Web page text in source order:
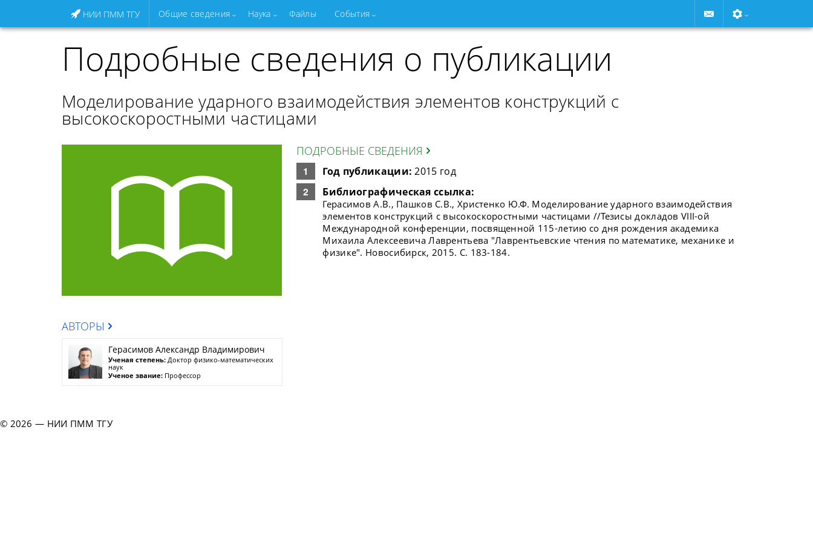
НИИ ПММ ТГУ Общие сведения Наука Файлы События
Подробные сведения о публикации
Моделирование ударного взаимодействия элементов конструкций с
высокоскоростными частицами
ПОДРОБНЫЕ СВЕДЕНИЯ
Год публикации: 2015 год
Библиографическая ссылка:
Герасимов А.В., Пашков С.В., Христенко Ю.Ф. Моделирование ударного взаимодействия
элементов конструкций с высокоскоростными частицами //Тезисы докладов VIII-ой
Международной конференции, посвященной 115-летию со дня рождения академика
Михаила Алексеевича Лаврентьева "Лаврентьевские чтения по математике, механике и
физике". Новосибирск, 2015. С. 183-184.
АВТОРЫ
Герасимов Александр Владимирович
Ученая степень: Доктор физико-математических
наук
Ученое звание: Профессор
© 2026 — НИИ ПММ ТГУ